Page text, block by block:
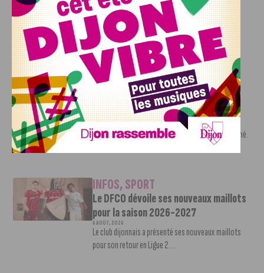
Deballon, l’artisan de la montée en
Ligue 2
7 AOÛT, 2026
Le DFCO est de retour en Ligue 2 après trois ans
d’absence. La saison...
INFOS SPORT
Nouvelle arrivée à la JDA Basket,
Shevon Thompson est dijonnais
Le mercato estival de la JDA n’est pas encore terminé.
INFOS,SPORT
Le DFCO dévoile ses nouveaux maillots
pour la saison 2026-2027
6 AOÛT, 2026
Le club dijonnais a présenté ses nouveaux maillots
pour son retour en Ligue 2....